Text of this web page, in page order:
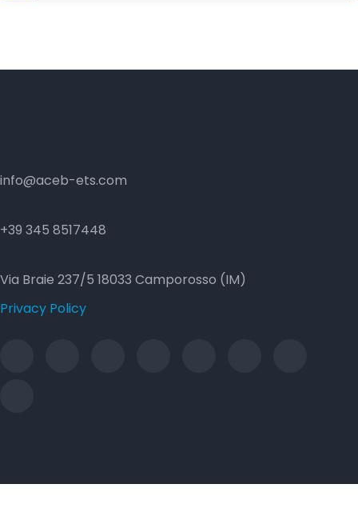
info@aceb-ets.com
+39 345 8517448
Via Braie 237/5 18033 Camporosso (IM)
Privacy Policy